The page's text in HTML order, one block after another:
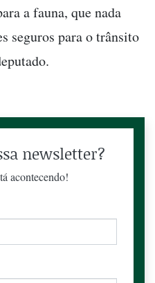
a fauna, que nada
seguros para o trânsito
newsletter?
acontecendo!